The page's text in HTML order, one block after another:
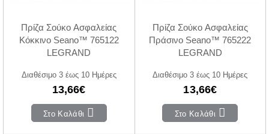
Πρίζα Σούκο Ασφαλείας
Κόκκινο Seano™ 765122
LEGRAND
Διαθέσιμο 3 έως 10 Ημέρες
13,66€
Στο Καλάθι
Πρίζα Σούκο Ασφαλείας
Πράσινο Seano™ 765222
LEGRAND
Διαθέσιμο 3 έως 10 Ημέρες
13,66€
Στο Καλάθι